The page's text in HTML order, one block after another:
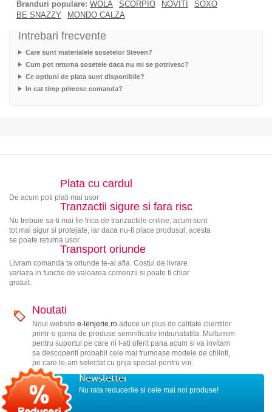
Branduri populare: WOLA SCORPIO NOVITI
SOXO
BE SNAZZY
MONDO CALZA
Intrebari frecvente
Care sunt materialele sosetelor Steven?
Cum pot returna sosetele daca nu mi se potrivesc?
Ce optiuni de plata sunt disponibile?
In cat timp primesc comanda?
Plata cu cardul
De acum poti plati mai usor
Tranzactii sigure si fara risc
Nu trebuie sa-ti mai fie frica de tranzactiile online, acum sunt
tot mai sigur si protejate, iar daca nu-ti place produsul, acesta
se poate returna usor.
Transport oriunde
Livram comanda ta oriunde te-ai afla. Costul de livrare
variaza in functie de valoarea comenzii si poate fi chiar
gratuit.
Noutati
Noul website e-lenjerie.roaduce un plus de calitate clientilor
printr-o gama de produse semnificativ imbunatatita. Multumim
pentru suportul pe care ni l-ati oferit pana acum si va invitam
sa descoperiti probabil cele mai frumoase modele de chiloti,
pe care le-am selectat cu grija special pentru voi.
Newsletter
Nu rata reducerile si cele mai noi produse!